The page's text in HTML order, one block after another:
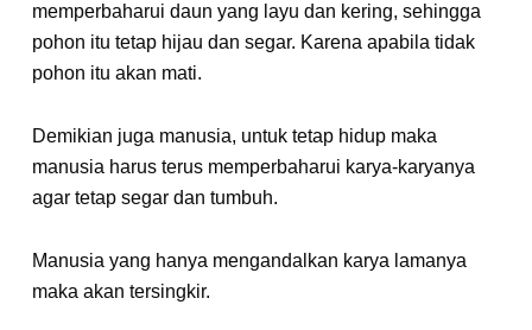
memperbaharui daun yang layu dan kering, sehingga
pohon itu tetap hijau dan segar. Karena apabila tidak
pohon itu akan mati.
Demikian juga manusia, untuk tetap hidup maka
manusia harus terus memperbaharui karya-karyanya
agar tetap segar dan tumbuh.
Manusia yang hanya mengandalkan karya lamanya
maka akan tersingkir.